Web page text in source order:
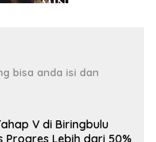
bisa anda isi dan
V di Biringbulu
Progres Lebih dari 50%